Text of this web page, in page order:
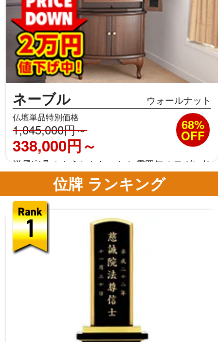
ネーブル ウォールナット
仏壇単品特別価格 68%
OFF
1,045,000円～
338,000円～
洋風家具のようなおしゃれな雰囲気のモダン仏
壇
位牌 ランキング